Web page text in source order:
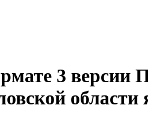
3
области